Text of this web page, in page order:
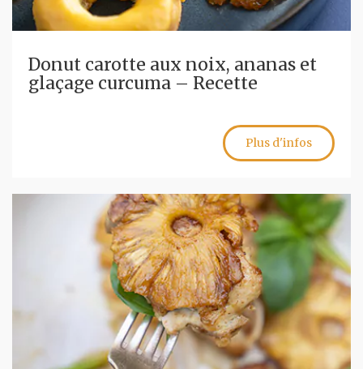
Donut carotte aux noix, ananas et
glaçage curcuma – Recette
Plus d'infos